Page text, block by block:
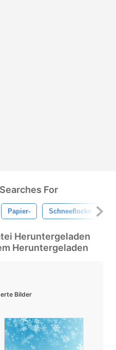
For
Papier- Schneeflocke
Heruntergeladen
Heruntergeladen
Bilder